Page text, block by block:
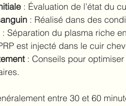
: Évaluation de l’état du
: Réalisé dans des
: Séparation du plasma riche
est injecté dans le cuir
: Conseils pour
entre 30 et 60